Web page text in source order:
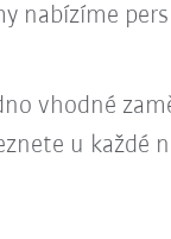
nabízíme
vhodné
u každé